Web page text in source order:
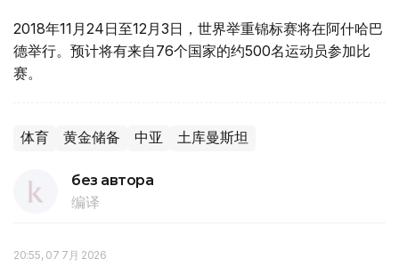
2018年11月24日至12月3日，世界举重锦标赛将在阿什哈巴
德举行。预计将有来自76个国家的约500名运动员参加比
赛。
体育 黄金储备 中亚 土库曼斯坦
без автора
编译
20:55, 07 7月 2026